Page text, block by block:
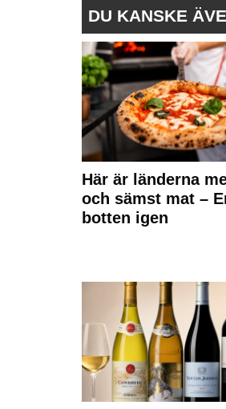
DU KANSKE
Här är länderna
och sämst mat –
botten igen